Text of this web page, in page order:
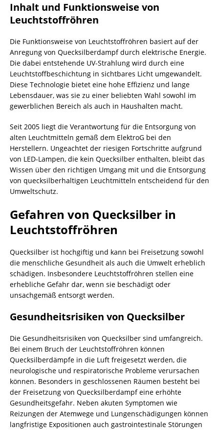
Inhalt und Funktionsweise von
Leuchtstoffröhren
Die Funktionsweise von Leuchtstoffröhren basiert auf der
Anregung von Quecksilberdampf durch elektrische Energie.
Die dabei entstehende UV-Strahlung wird durch eine
Leuchtstoffbeschichtung in sichtbares Licht umgewandelt.
Diese Technologie bietet eine hohe Effizienz und lange
Lebensdauer, was sie zu einer beliebten Wahl sowohl im
gewerblichen Bereich als auch in Haushalten macht.
Seit 2005 liegt die Verantwortung für die Entsorgung von
alten Leuchtmitteln gemäß dem ElektroG bei den
Herstellern. Ungeachtet der riesigen Fortschritte aufgrund
von LED-Lampen, die kein Quecksilber enthalten, bleibt das
Wissen über den richtigen Umgang mit und die Entsorgung
von quecksilberhaltigen Leuchtmitteln entscheidend für den
Umweltschutz.
Gefahren von Quecksilber in
Leuchtstoffröhren
Quecksilber ist hochgiftig und kann bei Freisetzung sowohl
die menschliche Gesundheit als auch die Umwelt erheblich
schädigen. Insbesondere Leuchtstoffröhren stellen eine
erhebliche Gefahr dar, wenn sie beschädigt oder
unsachgemäß entsorgt werden.
Gesundheitsrisiken von Quecksilber
Die Gesundheitsrisiken von Quecksilber sind umfangreich.
Bei einem Bruch der Leuchtstoffröhren können
Quecksilberdämpfe in die Luft freigesetzt werden, die
neurologische und respiratorische Probleme verursachen
können. Besonders in geschlossenen Räumen besteht bei
der Freisetzung von Quecksilberdampf eine erhöhte
Gesundheitsgefahr. Neben akuten Symptomen wie
Reizungen der Atemwege und Lungenschädigungen können
langfristige Expositionen auch gastrointestinale Störungen